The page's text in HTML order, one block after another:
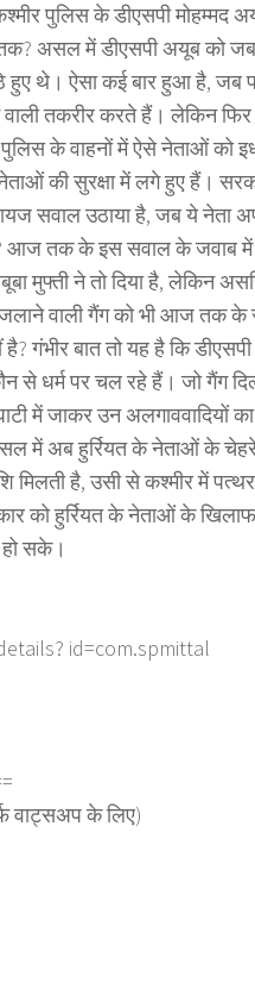
पुलिस के डीएसपी मोहम्मद
असल में डीएसपी अयूब को
हुए थे। ऐसा कई बार हुआ है, जब
तकरीर करते हैं। लेकिन
के वाहनों में ऐसे नेताओं को
की सुरक्षा में लगे हुए हैं।
सवाल उठाया है, जब ये नेता
आज तक के इस सवाल के जवाब में
मुफ्ती ने तो दिया है, लेकिन
जलाने वाली गैंग को भी आज तक के
गंभीर बात तो यह है कि
से धर्म पर चल रहे हैं। जो गैंग
में जाकर उन अलगाववादियों
में अब हुर्रियत के नेताओं के
मिलती है, उसी से कश्मीर में
को हुर्रियत के नेताओं के खिलाफ
सके।
id=com.spmittal
वाट्सअप के लिए)